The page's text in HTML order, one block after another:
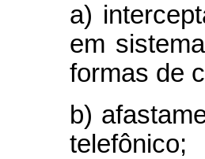
a)
em
formas de
b)
telefônico;